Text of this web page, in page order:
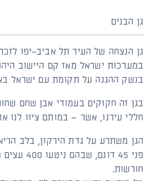
גן הבנים
גן הנצחה של העיר תל אביב-יפו
במערכות ישראל מאז קם היישוב
בנשק ההגנה על תקומת עם ישראל
בגן זה חקוקים בעמודי אבן שחם
חללי עירנו, אשר – במותם ציוו לנו
הגן משתרע על גדת הירקון, בלב
חורשות.